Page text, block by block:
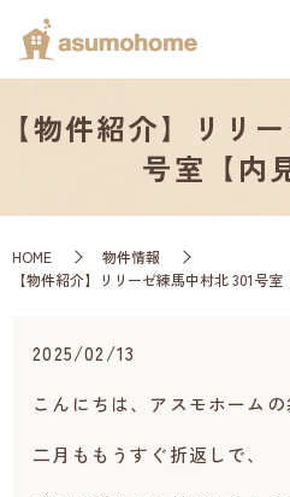
【物件紹介】リリ
号室【内
HOME
物件情報
【物件紹介】リリーゼ練馬中村北 301号室
2025/02/13
こんにちは、アスモホームの
二月ももうすぐ折返しで、